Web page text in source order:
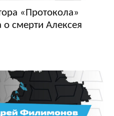
«Протокола»
о смерти Алексея